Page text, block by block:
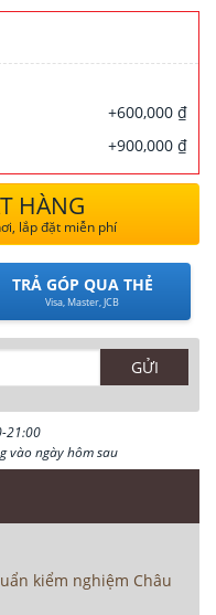
+600,000 ₫
+900,000 ₫
HÀNG
lắp đặt miễn phí
TRẢ GÓP QUA THẺ
Visa, Master, JCB
21:00
vào ngày hôm sau
kiểm nghiệm Châu